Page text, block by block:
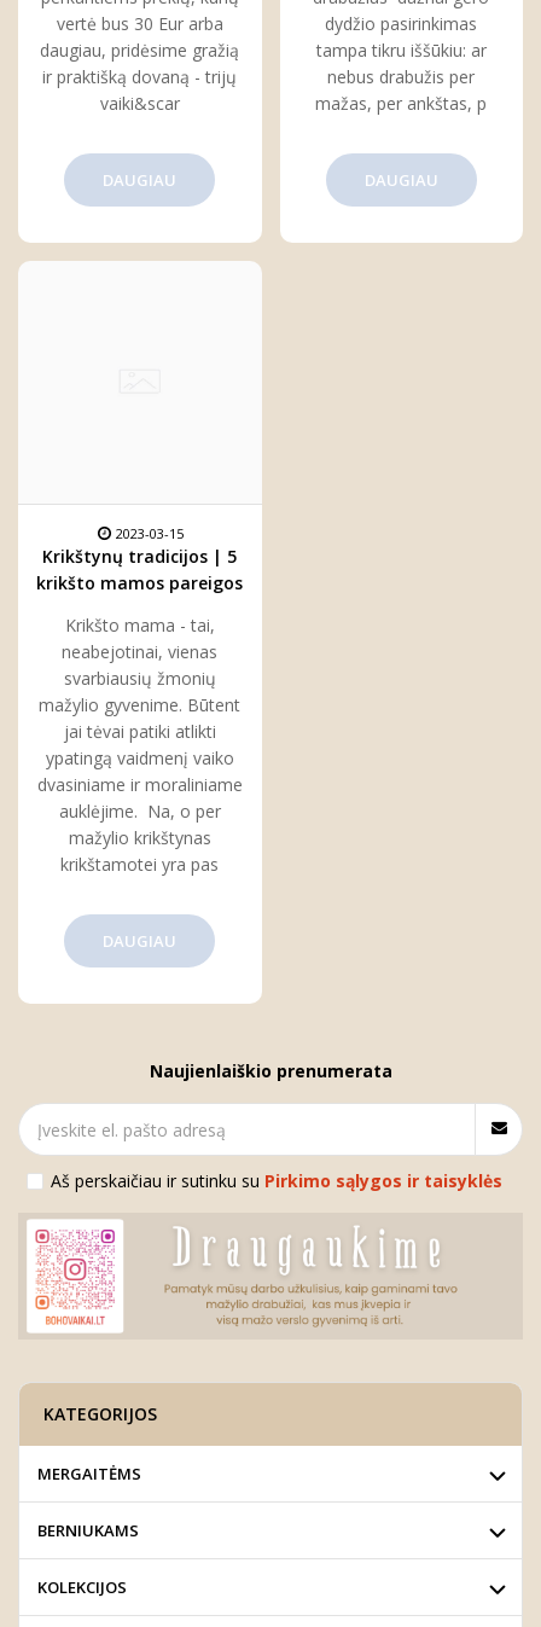
vertė bus 30 Eur arba
daugiau, pridėsime gražią
ir praktišką dovaną - trijų
vaiki&scar
DAUGIAU
dydžio pasirinkimas
tampa tikru iššūkiu: ar
nebus drabužis per
mažas, per ankštas, p
DAUGIAU
2023-03-15
Krikštynų tradicijos | 5
krikšto mamos pareigos
Krikšto mama - tai,
neabejotinai, vienas
svarbiausių žmonių
mažylio gyvenime. Būtent
jai tėvai patiki atlikti
ypatingą vaidmenį vaiko
dvasiniame ir moraliniame
auklėjime. Na, o per
mažylio krikštynas
krikštamotei yra pas
DAUGIAU
Naujienlaiškio prenumerata
Aš perskaičiau ir sutinku su Pirkimo sąlygos ir taisyklės
KATEGORIJOS
MERGAITĖMS
BERNIUKAMS
KOLEKCIJOS